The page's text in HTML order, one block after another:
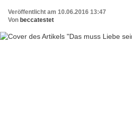
Veröffentlicht am 10.06.2016 13:47
Von beccatestet